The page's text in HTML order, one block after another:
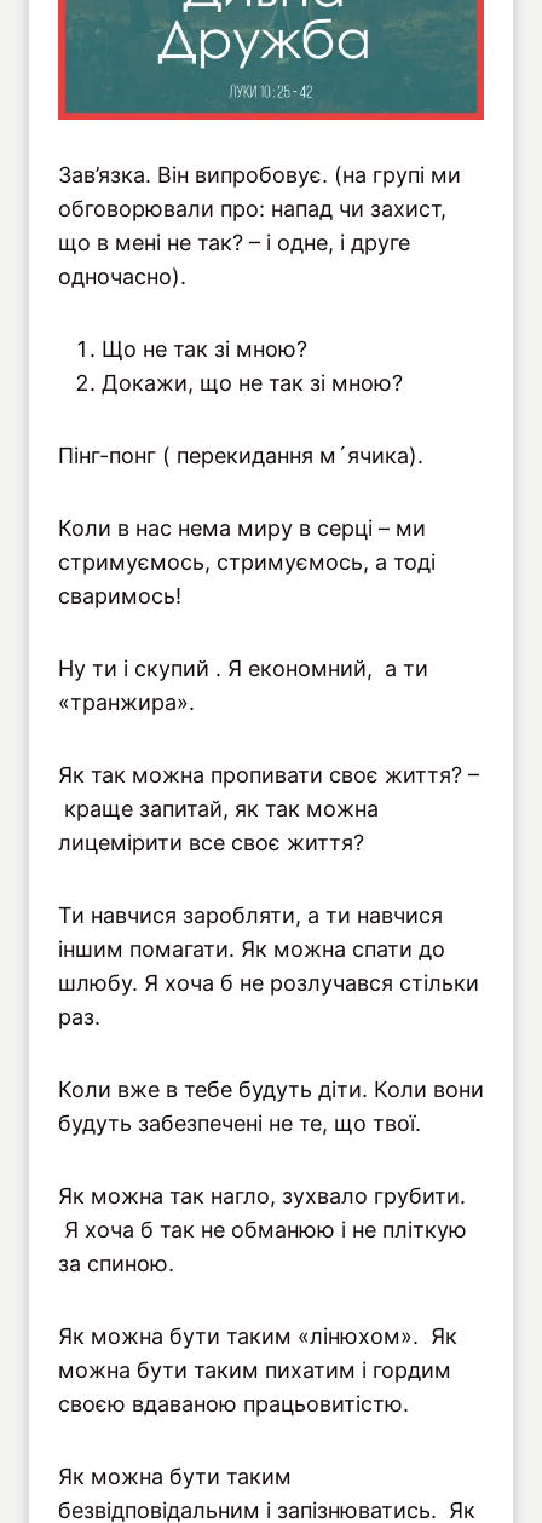
Зав’язка. Він випробовує. (на групі ми
обговорювали про: напад чи захист,
що в мені не так? – і одне, і друге
одночасно).
Що не так зі мною?
Докажи, що не так зі мною?
Пінг-понг ( перекидання м´ячика).
Коли в нас нема миру в серці – ми
стримуємось, стримуємось, а тоді
сваримось!
Ну ти і скупий . Я економний, а ти
«транжира».
Як так можна пропивати своє життя? –
краще запитай, як так можна
лицемірити все своє життя?
Ти навчися заробляти, а ти навчися
іншим помагати. Як можна спати до
шлюбу. Я хоча б не розлучався стільки
раз.
Коли вже в тебе будуть діти. Коли вони
будуть забезпечені не те, що твої.
Як можна так нагло, зухвало грубити.
Я хоча б так не обманюю і не пліткую
за спиною.
Як можна бути таким «лінюхом». Як
можна бути таким пихатим і гордим
своєю вдаваною працьовитістю.
Як можна бути таким
безвідповідальним і запізнюватись. Як